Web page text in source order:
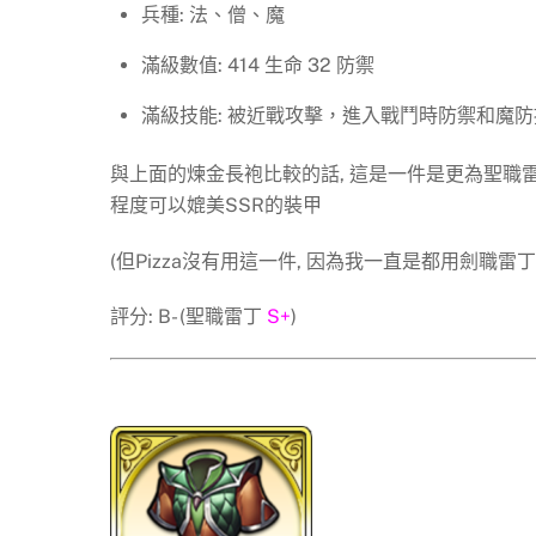
兵種: 法、僧、魔
滿級數值: 414 生命 32 防禦
滿級技能: 被近戰攻擊，進入戰鬥時防禦和魔
與上面的煉金長袍比較的話, 這是一件是更為聖職
程度可以媲美SSR的裝甲
(但Pizza沒有用這一件, 因為我一直是都用劍職雷
評分: B- (聖職雷丁 S+)